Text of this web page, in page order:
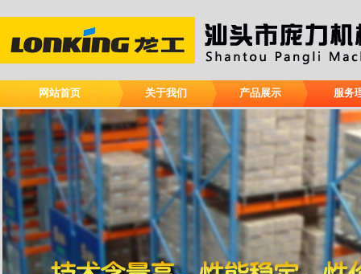
网站首页 关于我们 产品展示 服务